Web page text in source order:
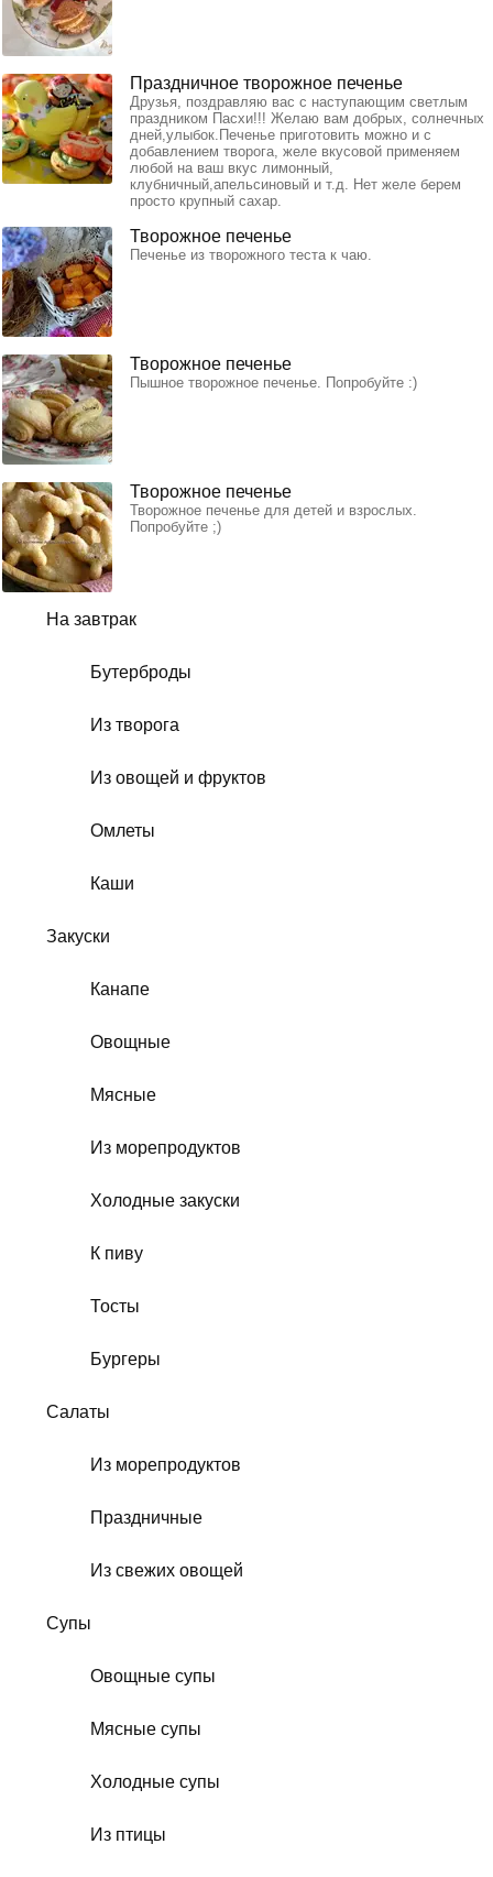
На завтрак
Бутерброды
Из творога
Из овощей и фруктов
Омлеты
Каши
Закуски
Канапе
Овощные
Мясные
Из морепродуктов
Холодные закуски
К пиву
Тосты
Бургеры
Салаты
Из морепродуктов
Праздничные
Из свежих овощей
Супы
Овощные супы
Мясные супы
Холодные супы
Из птицы
Праздничное творожное печенье
Друзья, поздравляю вас с наступающим светлым
праздником Пасхи!!! Желаю вам добрых, солнечных
дней,улыбок.Печенье приготовить можно и с
добавлением творога, желе вкусовой применяем
любой на ваш вкус лимонный,
клубничный,апельсиновый и т.д. Нет желе берем
просто крупный сахар.
Творожное печенье
Печенье из творожного теста к чаю.
Творожное печенье
Пышное творожное печенье. Попробуйте :)
Творожное печенье
Творожное печенье для детей и взрослых.
Попробуйте ;)